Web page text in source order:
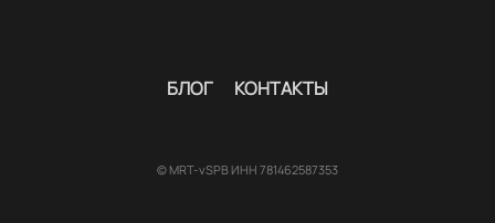
БЛОГ КОНТАКТЫ
© MRT-vSPB ИНН 781462587353